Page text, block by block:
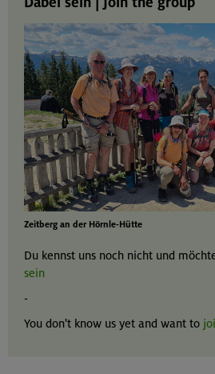
Zeitberg an der Hörnle-Hütte
Du kennst uns noch nicht und
sein
-
You don't know us yet and want to